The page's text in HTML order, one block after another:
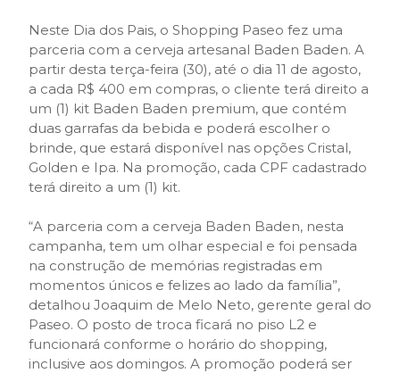
Neste Dia dos Pais, o Shopping Paseo fez uma
parceria com a cerveja artesanal Baden Baden. A
partir desta terça-feira (30), até o dia 11 de agosto,
a cada R$ 400 em compras, o cliente terá direito a
um (1) kit Baden Baden premium, que contém
duas garrafas da bebida e poderá escolher o
brinde, que estará disponível nas opções Cristal,
Golden e Ipa. Na promoção, cada CPF cadastrado
terá direito a um (1) kit.
“A parceria com a cerveja Baden Baden, nesta
campanha, tem um olhar especial e foi pensada
na construção de memórias registradas em
momentos únicos e felizes ao lado da família”,
detalhou Joaquim de Melo Neto, gerente geral do
Paseo. O posto de troca ficará no piso L2 e
funcionará conforme o horário do shopping,
inclusive aos domingos. A promoção poderá ser